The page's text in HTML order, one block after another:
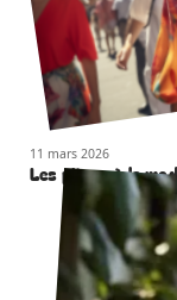
11 mars 2026
Les pièces à la